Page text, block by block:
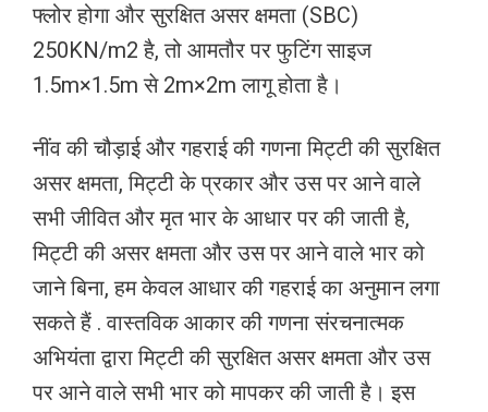
फ्लोर होगा और सुरक्षित असर क्षमता (SBC)
250KN/m2 है, तो आमतौर पर फुटिंग साइज
1.5m×1.5m से 2m×2m लागू होता है।
नींव की चौड़ाई और गहराई की गणना मिट्टी की सुरक्षित
असर क्षमता, मिट्टी के प्रकार और उस पर आने वाले
सभी जीवित और मृत भार के आधार पर की जाती है,
मिट्टी की असर क्षमता और उस पर आने वाले भार को
जाने बिना, हम केवल आधार की गहराई का अनुमान लगा
सकते हैं . वास्तविक आकार की गणना संरचनात्मक
अभियंता द्वारा मिट्टी की सुरक्षित असर क्षमता और उस
पर आने वाले सभी भार को मापकर की जाती है। इस